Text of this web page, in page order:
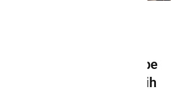
projekt TASTE krepi zgodbe
regije, okusov in trajnostnih